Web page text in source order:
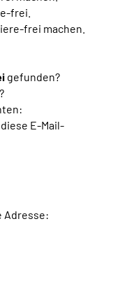
frei.
frei machen.
gefunden?
?
E-Mail-
Adresse: